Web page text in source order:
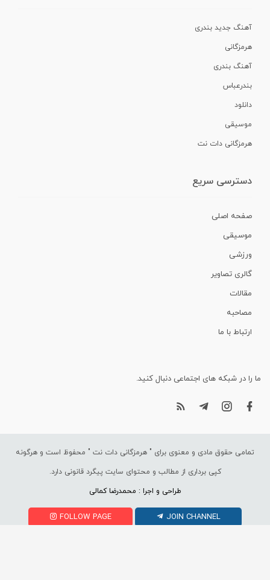
آهنگ جدید بندری
هرمزگانی
آهنگ بندری
بندرعباس
دانلود
موسیقی
هرمزگانی دات نت
دسترسی سریع
صفحه اصلی
موسیقی
ورزشی
گالری تصاویر
مقالات
مصاحبه
ارتباط با ما
ما را در شبکه های اجتماعی دنبال کنید.
تمامی حقوق مادی و معنوی برای " هرمزگانی دات نت " محفوظ است و هرگونه
کپی برداری از مطالب و محتوای سایت پیگرد قانونی دارد.
طراحی و اجرا : محمدرضا کمالی
FOLLOW PAGE JOIN CHANNEL